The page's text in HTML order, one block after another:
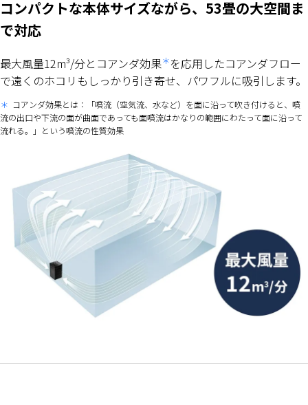
コンパクトな本体サイズながら、53畳の大空間ま
で対応
最大風量12m³/分とコアンダ効果＊を応用したコアンダフロー
で遠くのホコリもしっかり引き寄せ、パワフルに吸引します。
＊ コアンダ効果とは：「噴流（空気流、水など）を面に沿って吹き付けると、噴
流の出口や下流の面が曲面であっても面噴流はかなりの範囲にわたって面に沿って
流れる。」という噴流の性質効果